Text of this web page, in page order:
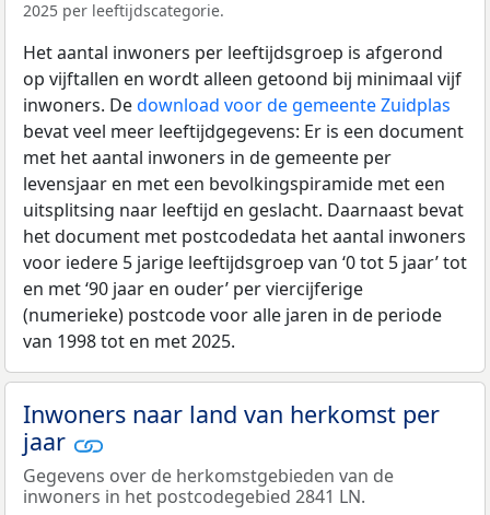
2025 per leeftijdscategorie.
Het aantal inwoners per leeftijdsgroep is afgerond
op vijftallen en wordt alleen getoond bij minimaal vijf
inwoners. Dedownload voor de gemeente Zuidplas
bevat veel meer leeftijdgegevens: Er is een document
met het aantal inwoners in de gemeente per
levensjaar en met een bevolkingspiramide met een
uitsplitsing naar leeftijd en geslacht. Daarnaast bevat
het document met postcodedata het aantal inwoners
voor iedere 5 jarige leeftijdsgroep van ‘0 tot 5 jaar’ tot
en met ‘90 jaar en ouder’ per viercijferige
(numerieke) postcode voor alle jaren in de periode
van 1998 tot en met 2025.
Inwoners naar land van herkomst per
jaar
Gegevens over de herkomstgebieden van de
inwoners in het postcodegebied 2841 LN.